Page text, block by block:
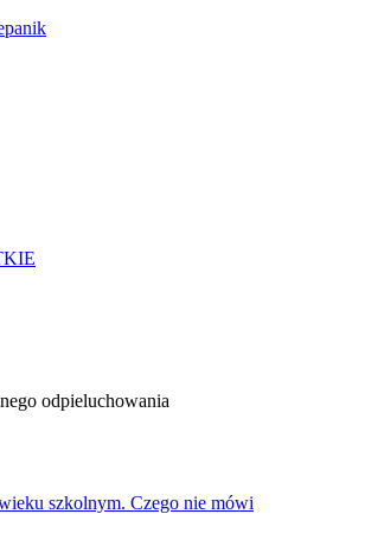
odpieluchowania
szkolnym. Czego nie mówi